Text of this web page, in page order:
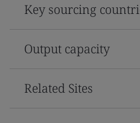
Key sourcing
Output capacity
Related Sites